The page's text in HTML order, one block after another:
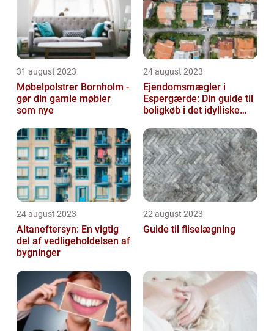
31 august 2023
Møbelpolstrer Bornholm -
gør din gamle møbler
som nye
24 august 2023
Ejendomsmægler i
Espergærde: Din guide til
boligkøb i det idylliske
24 august 2023
Altaneftersyn: En vigtig
del af vedligeholdelsen af
bygninger
22 august 2023
Guide til fliselægning